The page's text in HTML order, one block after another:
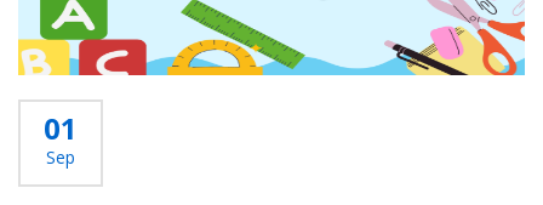
01
Sep